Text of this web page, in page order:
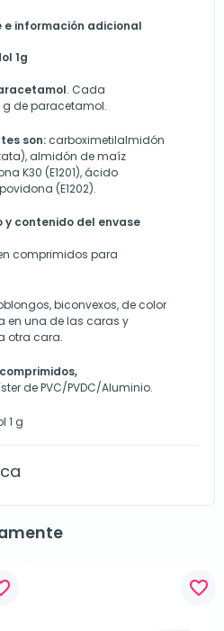
e información adicional
1g
. Cada
g de paracetamol.
son: carboximetilalmidón
almidón de maíz
K30 (E1201), ácido
(E1202).
contenido del envase
comprimidos para
biconvexos, de color
en una de las caras y
otra cara.
de PVC/PVDC/Aluminio.
1 g
favorite_border